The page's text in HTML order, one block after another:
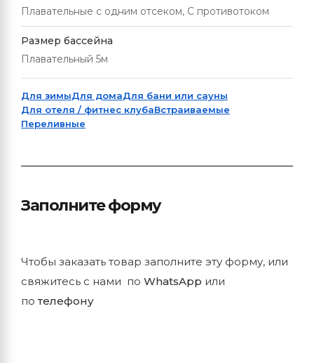
Плавательные с одним отсеком, С противотоком
Размер бассейна
Плавательный 5м
Для зимыДля домаДля бани или сауны
Для отеля / фитнес клубаВстраиваемые
Переливные
Заполните форму
Чтобы заказать товар заполните эту форму, или
свяжитесь с нами по WhatsApp или
потелефону